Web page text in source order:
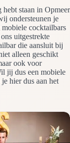
staan in Opmeer
ondersteunen je
cocktailbars
uitgestrekte
die aansluit bij
alleen geschikt
ook voor
jij dus een mobiele
hier dus aan het